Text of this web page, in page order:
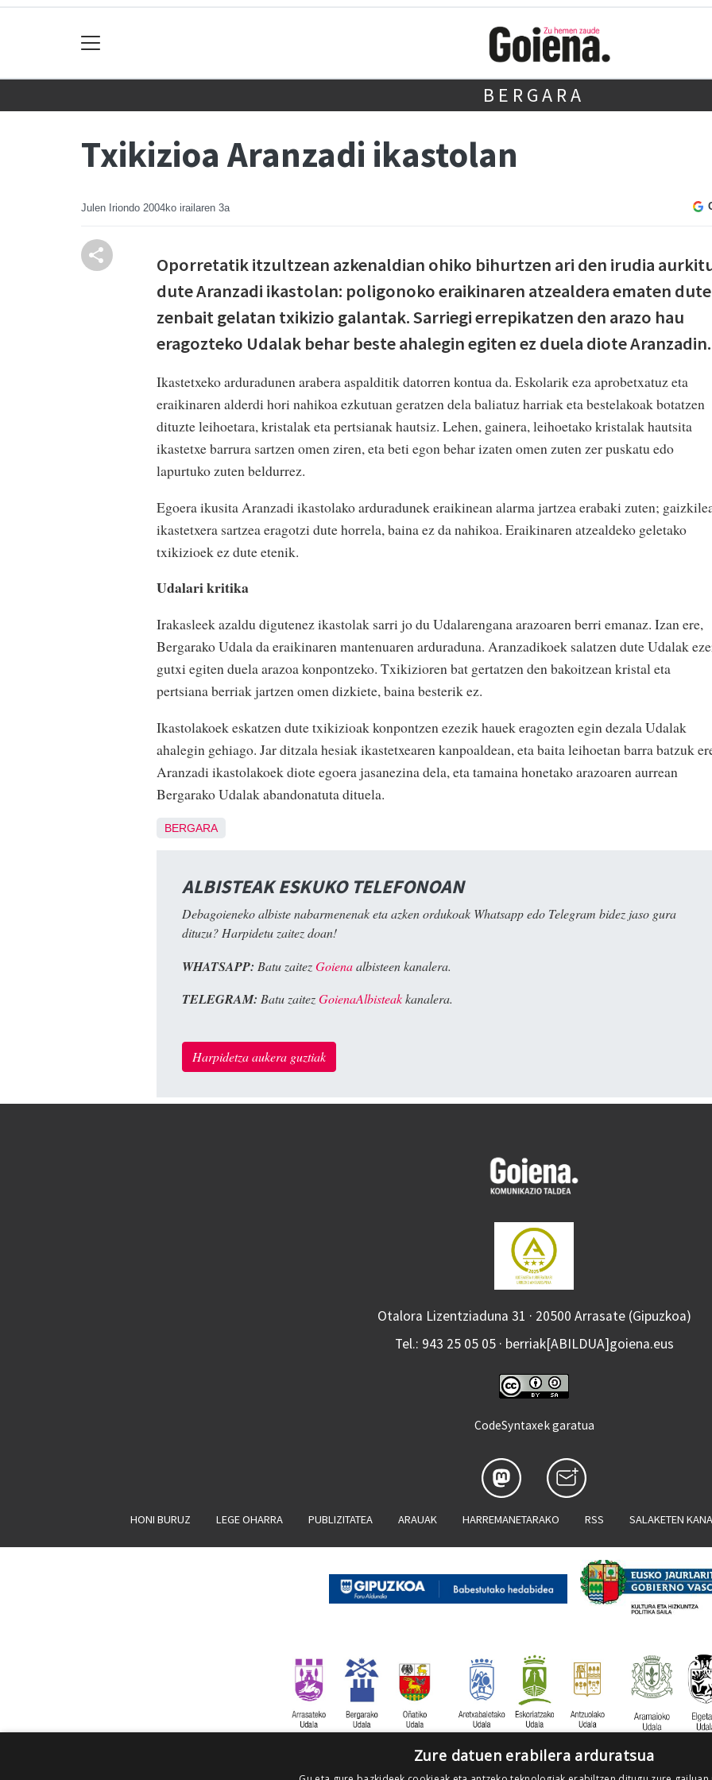
BERGARA
Txikizioa Aranzadi ikastolan
Julen Iriondo 2004ko irailaren 3a
Oporretatik itzultzean azkenaldian ohiko bihurtzen ari den irudia
dute Aranzadi ikastolan: poligonoko eraikinaren atzealdera ematen
zenbait gelatan txikizio galantak. Sarriegi errepikatzen den arazo hau
eragozteko Udalak behar beste ahalegin egiten ez duela diote Aranzadin.
Ikastetxeko arduradunen arabera aspalditik datorren kontua da. Eskolarik eza aprobetxatuz eta
eraikinaren alderdi hori nahikoa ezkutuan geratzen dela baliatuz harriak eta bestelakoak botatzen
dituzte leihoetara, kristalak eta pertsianak hautsiz. Lehen, gainera, leihoetako kristalak hautsita
ikastetxe barrura sartzen omen ziren, eta beti egon behar izaten omen zuten zer puskatu edo
lapurtuko zuten beldurrez.
Egoera ikusita Aranzadi ikastolako arduradunek eraikinean alarma jartzea erabaki zuten;
ikastetxera sartzea eragotzi dute horrela, baina ez da nahikoa. Eraikinaren atzealdeko geletako
txikizioek ez dute etenik.
Udalari kritika
Irakasleek azaldu digutenez ikastolak sarri jo du Udalarengana arazoaren berri emanaz. Izan ere,
Bergarako Udala da eraikinaren mantenuaren arduraduna. Aranzadikoek salatzen dute Udalak
gutxi egiten duela arazoa konpontzeko. Txikizioren bat gertatzen den bakoitzean kristal eta
pertsiana berriak jartzen omen dizkiete, baina besterik ez.
Ikastolakoek eskatzen dute txikizioak konpontzen ezezik hauek eragozten egin dezala Udalak
ahalegin gehiago. Jar ditzala hesiak ikastetxearen kanpoaldean, eta baita leihoetan barra batzuk
Aranzadi ikastolakoek diote egoera jasanezina dela, eta tamaina honetako arazoaren aurrean
Bergarako Udalak abandonatuta dituela.
BERGARA
ALBISTEAK ESKUKO TELEFONOAN
Debagoieneko albiste nabarmenenak eta azken ordukoak Whatsapp edo Telegram bidez jaso gura
dituzu? Harpidetu zaitez doan!
WHATSAPP: Batu zaitezGoienaalbisteen kanalera.
TELEGRAM: Batu zaitezGoienaAlbisteakkanalera.
Harpidetza aukera guztiak
Otalora Lizentziaduna 31 · 20500 Arrasate (Gipuzkoa)
Tel.: 943 25 05 05 · berriak[ABILDUA]goiena.eus
CodeSyntaxek garatua
HONI BURUZ LEGE OHARRA PUBLIZITATEA ARAUAK HARREMANETARAKO RSS SALAKETEN
Zure datuen erabilera arduratsua